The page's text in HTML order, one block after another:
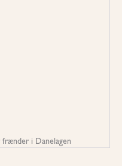
i Danelagen